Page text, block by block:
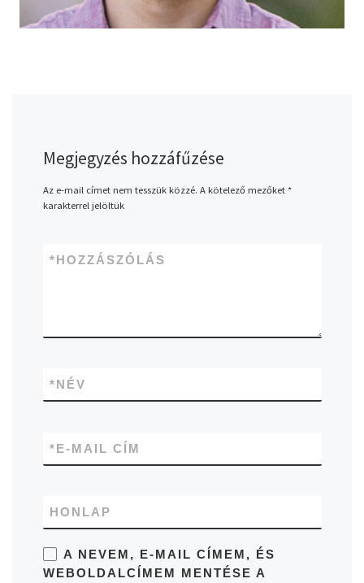
Megjegyzés hozzáfűzése
Az e-mail címet nem tesszük közzé. A kötelező mezőket *
karakterrel jelöltük
HOZZÁSZÓLÁS
*
NÉV
*
E-MAIL CÍM
*
HONLAP
A NEVEM, E-MAIL CÍMEM, ÉS
WEBOLDALCÍMEM MENTÉSE A